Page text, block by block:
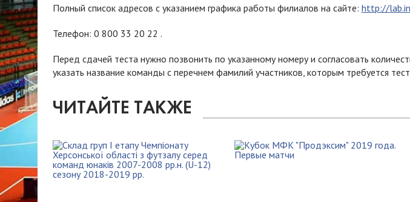
Полный список адресов с указанием графика работы филиалов на сайте: http://
Телефон: 0 800 33 20 22 .
Перед сдачей теста нужно позвонить по указанному номеру и согласовать
указать название команды с перечнем фамилий участников, которым требуется
ЧИТАЙТЕ ТАКЖЕ